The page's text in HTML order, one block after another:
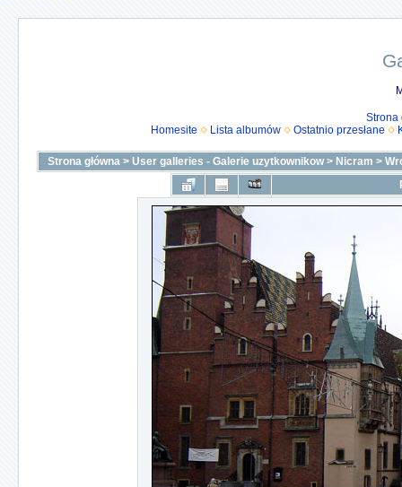
Strona
Homesite
Lista albumów Ostatnio przesłane
Strona główna > User galleries - Galerie uzytkownikow> Nicram >